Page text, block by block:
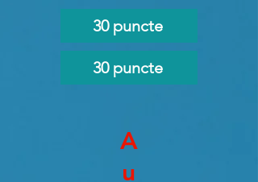
30 puncte
30 puncte
A
u